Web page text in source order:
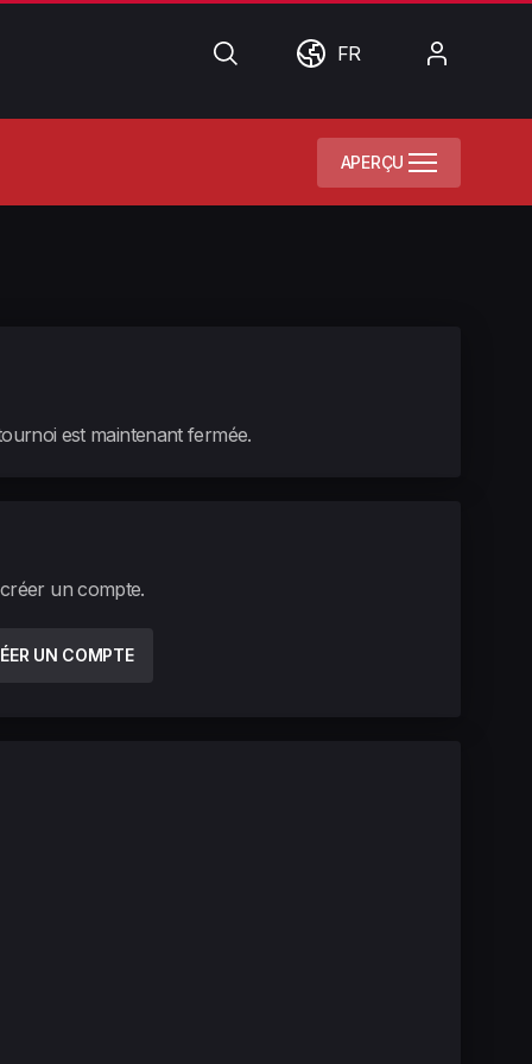
ChercherMonde
FR
APERÇU
est maintenant fermée.
un compte.
UN COMPTE